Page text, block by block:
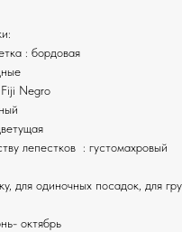
: бордовая
Negro
лепестков : густомахровый
для одиночных посадок, для
октябрь